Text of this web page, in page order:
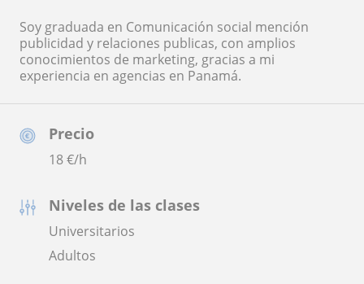
Precio
18€/h
Niveles de las clases
Universitarios
Adultos
Soy graduada en Comunicación social mención
publicidad y relaciones publicas, con amplios
conocimientos de marketing, gracias a mi
experiencia en agencias en Panamá.